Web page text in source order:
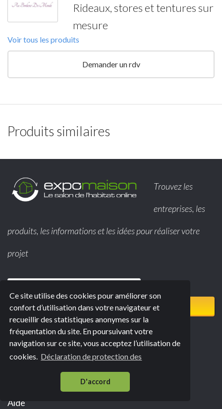
Ce site utilise des cookies pour améliorer son
confort d’utilisation dans votre navigateur et
recueillir des statistiques anonymes sur la
fréquentation du site. En poursuivant votre
navigation sur ce site, vous acceptez l’utilisation de
cookies. Déclaration de protection des
D'accord
Rideaux, stores et tentures sur
mesure
Voir tous les produits
Demander un rdv
Produits similaires
Trouvez les
entreprises, les
produits, les informations et les idées pour réaliser votre
projet
Rechercher
expomaison
Liste des halls
Aide